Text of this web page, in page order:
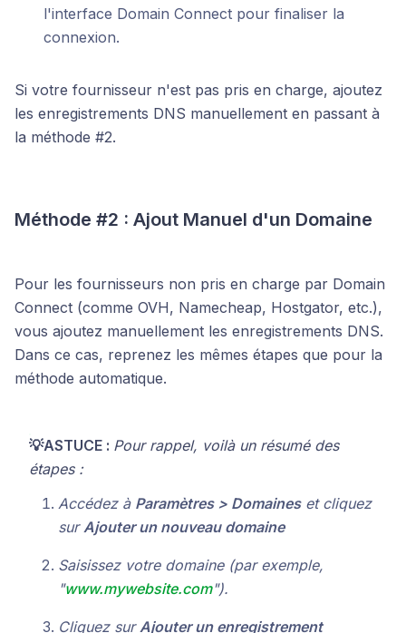
l'interface Domain Connect pour finaliser la
connexion.
Si votre fournisseur n'est pas pris en charge, ajoutez
les enregistrements DNS manuellement en passant à
la méthode #2.
Méthode #2 : Ajout Manuel d'un Domaine
Pour les fournisseurs non pris en charge par Domain
Connect (comme OVH, Namecheap, Hostgator, etc.),
vous ajoutez manuellement les enregistrements DNS.
Dans ce cas, reprenez les mêmes étapes que pour la
méthode automatique.
💡ASTUCE : Pour rappel, voilà un résumé des
étapes :
Accédez à Paramètres > Domaineset cliquez
surAjouter un nouveau domaine
Saisissez votre domaine (par exemple,
"www.mywebsite.com").
Cliquez surAjouter un enregistrement